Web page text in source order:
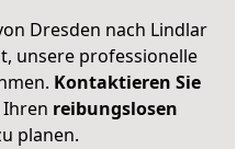
Dresden nach Lindlar
unsere professionelle
Kontaktieren Sie
reibungslosen
planen.